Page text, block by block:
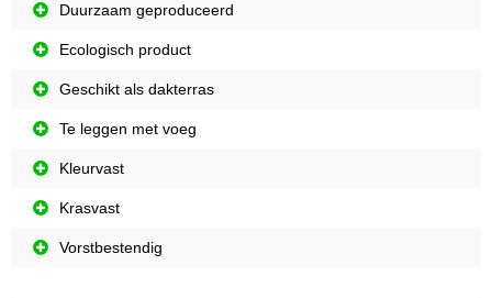
Duurzaam geproduceerd
Ecologisch product
Geschikt als dakterras
Te leggen met voeg
Kleurvast
Krasvast
Vorstbestendig